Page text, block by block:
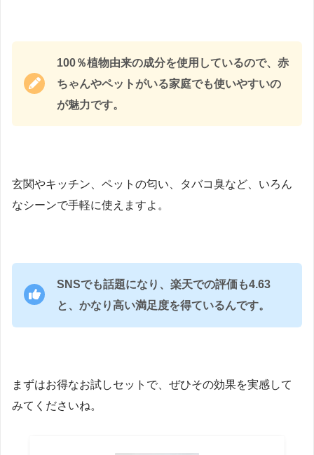
100％植物由来の成分を使用しているので、赤
ちゃんやペットがいる家庭でも使いやすいの
が魅力です。
玄関やキッチン、ペットの匂い、タバコ臭など、いろん
なシーンで手軽に使えますよ。
SNSでも話題になり、楽天での評価も4.63
と、かなり高い満足度を得ているんです。
まずはお得なお試しセットで、ぜひその効果を実感して
みてくださいね。